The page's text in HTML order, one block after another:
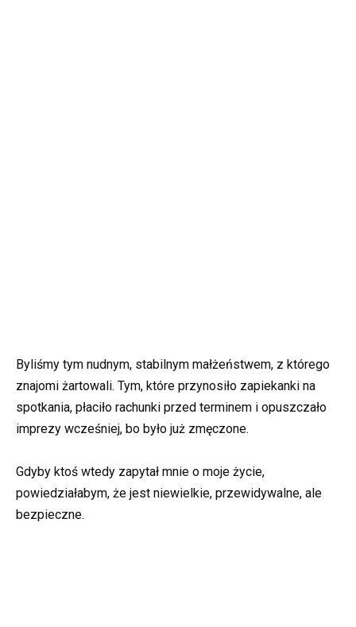
Byliśmy tym nudnym, stabilnym małżeństwem, z którego
znajomi żartowali. Tym, które przynosiło zapiekanki na
spotkania, płaciło rachunki przed terminem i opuszczało
imprezy wcześniej, bo było już zmęczone.
Gdyby ktoś wtedy zapytał mnie o moje życie,
powiedziałabym, że jest niewielkie, przewidywalne, ale
bezpieczne.